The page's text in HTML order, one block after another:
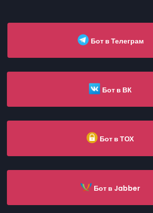
Бот в Телеграм
Бот в ВК
Бот в ТОХ
Бот в Jabber